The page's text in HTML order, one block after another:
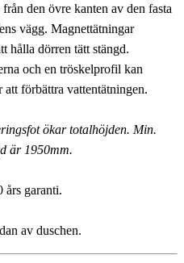
den övre kanten av den fasta
vägg. Magnettätningar
hålla dörren tätt stängd.
och en tröskelprofil kan
förbättra vattentätningen.
ökar totalhöjden. Min.
är 1950mm.
års garanti.
av duschen.